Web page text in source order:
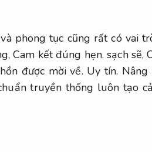
phong tục cũng rất có vai
Cam kết đúng hẹn. sạch sẽ,
được mời về. Uy tín. Nâng
truyền thống luôn tạo